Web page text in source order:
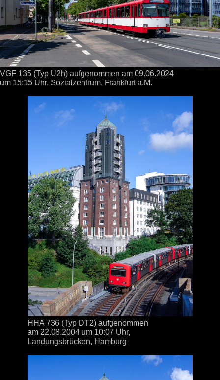
VGF 135 (Typ U2h) aufgenommen am 09.06.2024
um 15:15 Uhr, Sozialzentrum, Frankfurt a.M.
HHA 736 (Typ DT2) aufgenommen
am 22.08.2004 um 10:07 Uhr,
Landungsbrücken, Hamburg